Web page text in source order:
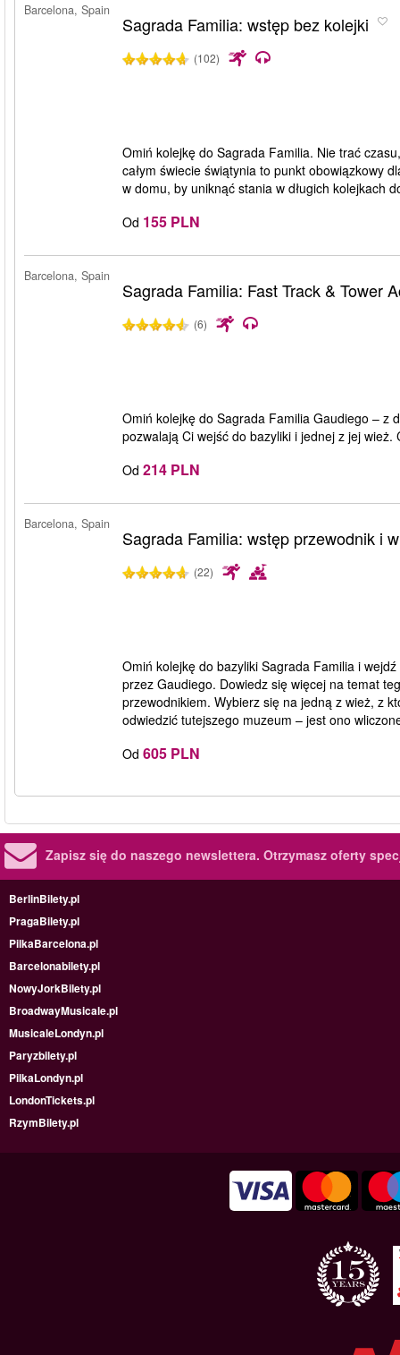
Barcelona, Spain
Sagrada Familia: wstęp bez kolejki
(102)
Omiń kolejkę do Sagrada Familia. Nie trać
całym świecie świątynia to punkt obowiązkowy
w domu, by uniknąć stania w długich kolejkach
Od 155 PLN
Barcelona, Spain
Sagrada Familia: Fast Track & Tower
(6)
Omiń kolejkę do Sagrada Familia Gaudiego – z
pozwalają Ci wejść do bazyliki i jednej z jej
Od 214 PLN
Barcelona, Spain
Sagrada Familia: wstęp przewodnik i
(22)
Omiń kolejkę do bazyliki Sagrada Familia i
przez Gaudiego. Dowiedz się więcej na temat
przewodnikiem. Wybierz się na jedną z wież, z
odwiedzić tutejszego muzeum – jest ono
Od 605 PLN
Zapisz się do naszego newslettera. Otrzymasz oferty
BerlinBilety.pl
PragaBilety.pl
PilkaBarcelona.pl
Barcelonabilety.pl
NowyJorkBilety.pl
BroadwayMusicale.pl
MusicaleLondyn.pl
Paryzbilety.pl
PilkaLondyn.pl
LondonTickets.pl
RzymBilety.pl